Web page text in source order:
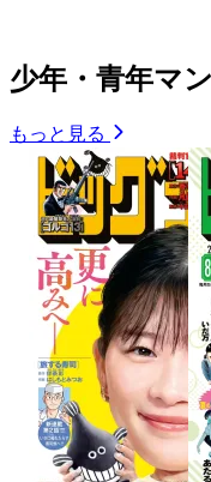
少年・青年マ
もっと見る